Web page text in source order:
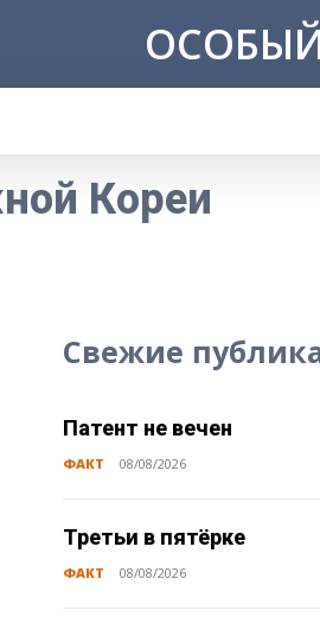
Кореи
Свежие
Патент не вечен
ФАКТ 08/08/2026
Третьи в пятёрке
ФАКТ 08/08/2026